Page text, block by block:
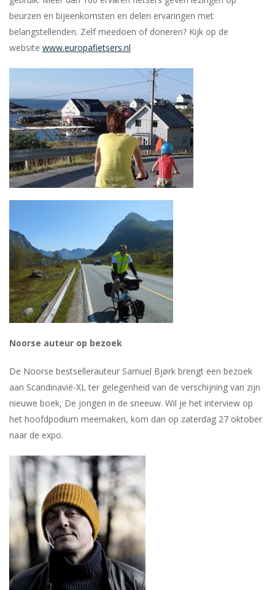
beurzen en bijeenkomsten en delen ervaringen met
belangstellenden. Zelf meedoen of doneren? Kijk op de
website www.europafietsers.nl
Noorse auteur op bezoek
De Noorse bestsellerauteur Samuel Bjørk brengt een bezoek
aan Scandinavië-XL ter gelegenheid van de verschijning van zijn
nieuwe boek, De jongen in de sneeuw. Wil je het interview op
het hoofdpodium meemaken, kom dan op zaterdag 27 oktober
naar de expo.